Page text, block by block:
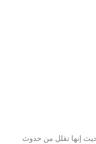
إنها تقلل من حدوث